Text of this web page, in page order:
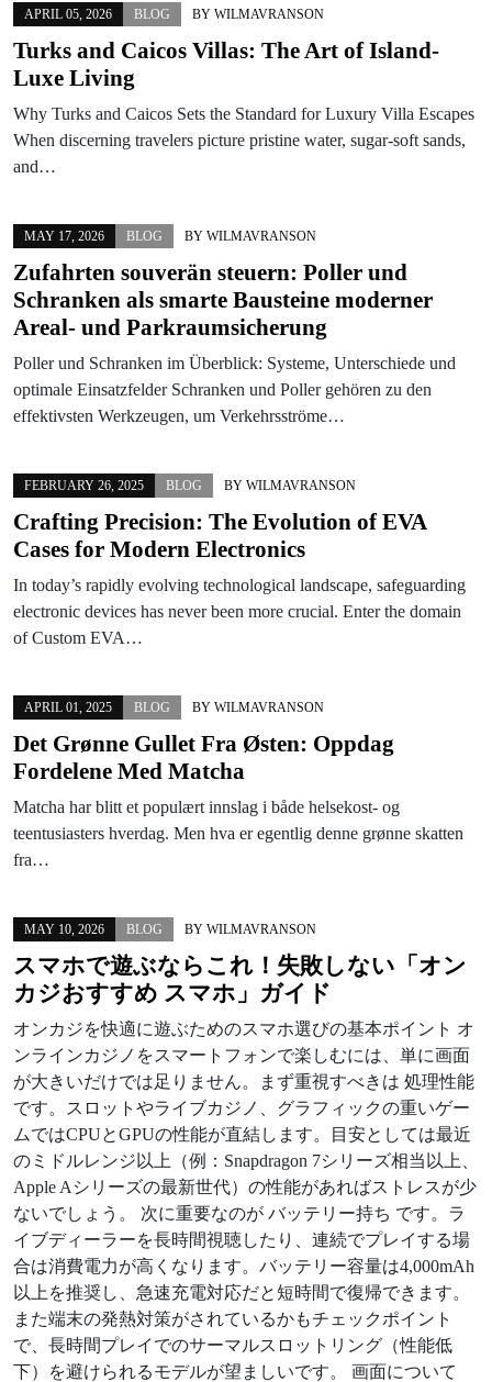
APRIL 05, 2026 BLOG BY WILMAVRANSON
Turks and Caicos Villas: The Art of Island-
Luxe Living
Why Turks and Caicos Sets the Standard for Luxury Villa Escapes
When discerning travelers picture pristine water, sugar-soft sands,
and…
MAY 17, 2026 BLOG BY WILMAVRANSON
Zufahrten souverän steuern: Poller und
Schranken als smarte Bausteine moderner
Areal- und Parkraumsicherung
Poller und Schranken im Überblick: Systeme, Unterschiede und
optimale Einsatzfelder Schranken und Poller gehören zu den
effektivsten Werkzeugen, um Verkehrsströme…
FEBRUARY 26, 2025 BLOG BY WILMAVRANSON
Crafting Precision: The Evolution of EVA
Cases for Modern Electronics
In today’s rapidly evolving technological landscape, safeguarding
electronic devices has never been more crucial. Enter the domain
of Custom EVA…
APRIL 01, 2025 BLOG BY WILMAVRANSON
Det Grønne Gullet Fra Østen: Oppdag
Fordelene Med Matcha
Matcha har blitt et populært innslag i både helsekost- og
teentusiasters hverdag. Men hva er egentlig denne grønne skatten
fra…
MAY 10, 2026 BLOG BY WILMAVRANSON
スマホで遊ぶならこれ！失敗しない「オン
カジおすすめ スマホ」ガイド
オンカジを快適に遊ぶためのスマホ選びの基本ポイント オ
ンラインカジノをスマートフォンで楽しむには、単に画面
が大きいだけでは足りません。まず重視すべきは 処理性能
です。スロットやライブカジノ、グラフィックの重いゲー
ムではCPUとGPUの性能が直結します。目安としては最近
のミドルレンジ以上（例：Snapdragon 7シリーズ相当以上、
Apple Aシリーズの最新世代）の性能があればストレスが少
ないでしょう。 次に重要なのが バッテリー持ち です。ラ
イブディーラーを長時間視聴したり、連続でプレイする場
合は消費電力が高くなります。バッテリー容量は4,000mAh
以上を推奨し、急速充電対応だと短時間で復帰できます。
また端末の発熱対策がされているかもチェックポイント
で、長時間プレイでのサーマルスロットリング（性能低
下）を避けられるモデルが望ましいです。 画面について